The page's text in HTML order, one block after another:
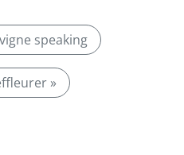
speaking
»